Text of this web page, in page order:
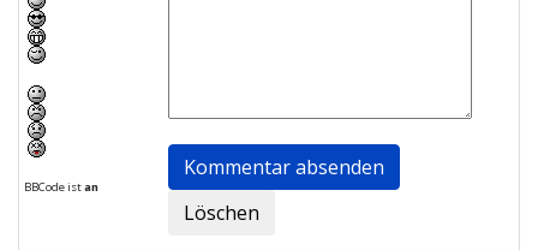
BBCode istan